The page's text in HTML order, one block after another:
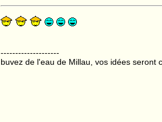
--------------------
buvez de l'eau de Millau, vos idées seront